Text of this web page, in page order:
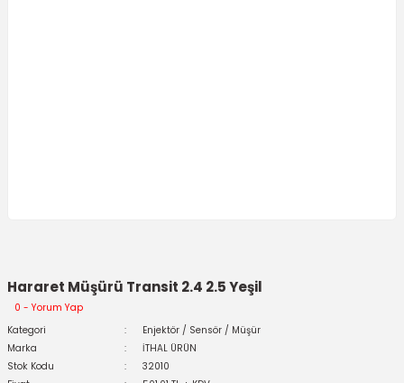
Hararet Müşürü Transit 2.4 2.5 Yeşil
0 - Yorum Yap
Kategori
Enjektör / Sensör / Müşür
Marka
İTHAL ÜRÜN
Stok Kodu
32010